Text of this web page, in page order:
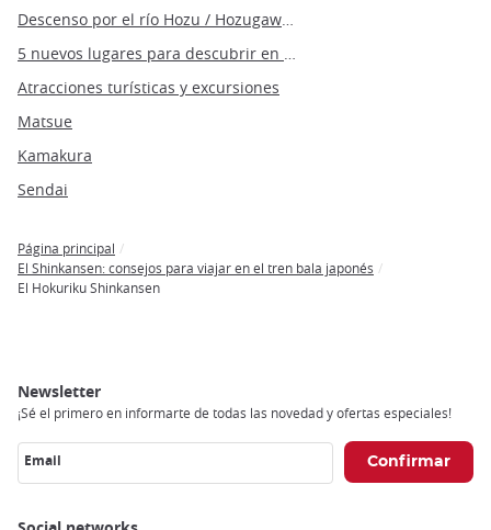
Descenso por el río Hozu / Hozugawa Kudari
5 nuevos lugares para descubrir en Japón en 2022
Atracciones turísticas y excursiones
Matsue
Kamakura
Sendai
Breadcrumb
Página principal
El Shinkansen: consejos para viajar en el tren bala japonés
El Hokuriku Shinkansen
Newsletter
¡Sé el primero en informarte de todas las novedad y ofertas especiales!
Email